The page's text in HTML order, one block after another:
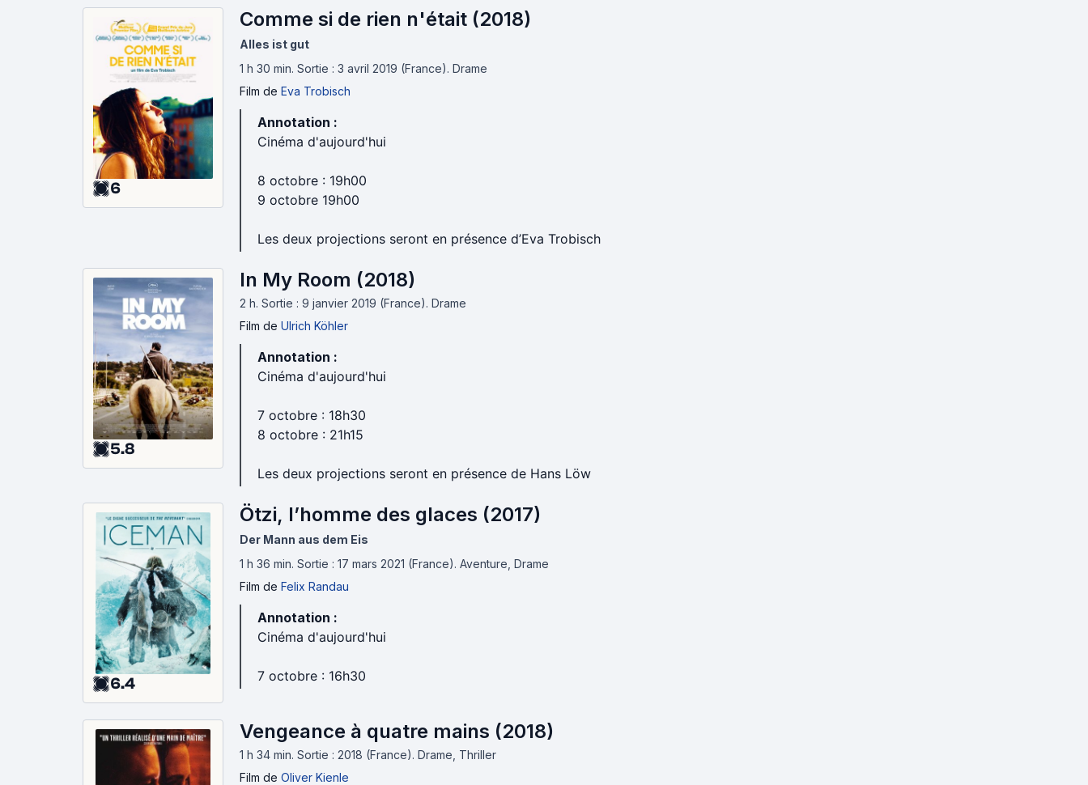
6
Comme si de rien n'était (2018)
Alles ist gut
1 h 30 min. Sortie : 3 avril 2019 (France). Drame
Film de Eva Trobisch
Annotation :
Cinéma d'aujourd'hui
8 octobre : 19h00
9 octobre 19h00
Les deux projections seront en présence d’Eva Trobisch
5.8
In My Room (2018)
2 h. Sortie : 9 janvier 2019 (France). Drame
Film de Ulrich Köhler
Annotation :
Cinéma d'aujourd'hui
7 octobre : 18h30
8 octobre : 21h15
Les deux projections seront en présence de Hans Löw
6.4
Ötzi, l’homme des glaces (2017)
Der Mann aus dem Eis
1 h 36 min. Sortie : 17 mars 2021 (France). Aventure, Drame
Film de Felix Randau
Annotation :
Cinéma d'aujourd'hui
7 octobre : 16h30
Vengeance à quatre mains (2018)
1 h 34 min. Sortie : 2018 (France). Drame, Thriller
Film de Oliver Kienle